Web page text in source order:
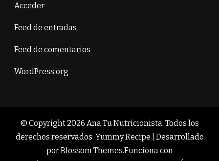
Acceder
Feed de entradas
Feed de comentarios
WordPress.org
© Copyright 2026 Ana Tu Nutricionista. Todos los
derechos reservados. Yummy Recipe | Desarrollado
porBlossom Themes.Funciona con